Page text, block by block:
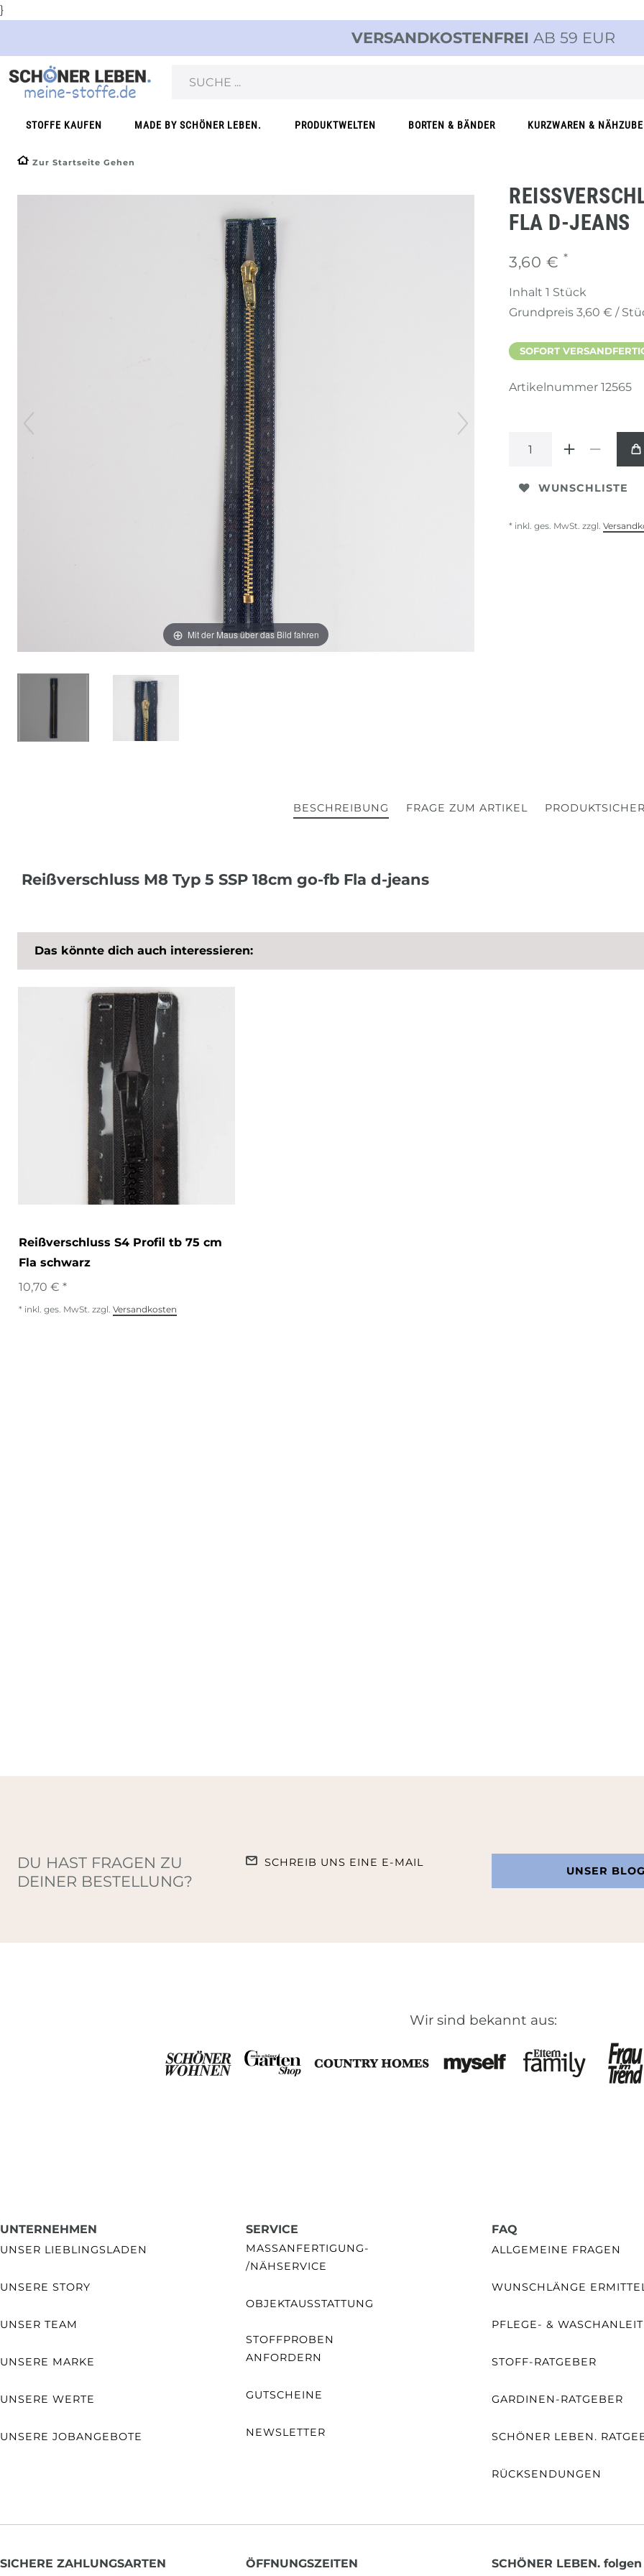
}
VERSANDKOSTENFREI AB 59 EUR
STOFFE KAUFEN MADE BY SCHÖNER LEBEN. PRODUKTWELTEN BORTEN & BÄNDER KURZWAREN &
Zur Startseite Gehen
Mit der Maus über das Bild fahren
LA D-JEANS
3,60 € *
Inhalt 1 Stück
Grundpreis 3,60 € /
SOFORT
Artikelnummer 12565
WUNSCHLISTE
* inkl. ges. MwSt. zzgl.
BESCHREIBUNG FRAGE ZUM ARTIKEL
Reißverschluss M8 Typ 5 SSP 18cm go-fb Fla d-jeans
Das könnte dich auch interessieren:
Reißverschluss S4 Profil tb 75 cm
Fla schwarz
10,70 € *
* inkl. ges. MwSt. zzgl. Versandkosten
DU HAST FRAGEN ZU
DEINER BESTELLUNG?
SCHREIB UNS EINE E-MAIL
UNSER
Wir sind bekannt aus:
UNTERNEHMEN
UNSER LIEBLINGSLADEN
UNSERE STORY
UNSER TEAM
UNSERE MARKE
UNSERE WERTE
UNSERE JOBANGEBOTE
SERVICE
MASSANFERTIGUNG- /
NÄHSERVICE
OBJEKTAUSSTATTUNG
STOFFPROBEN
ANFORDERN
GUTSCHEINE
NEWSLETTER
FAQ
ALLGEMEINE FRAGEN
WUNSCHLÄNGE
PFLEGE- &
STOFF-RATGEBER
GARDINEN-RATGEBER
SCHÖNER LEBEN.
RÜCKSENDUNGEN
SICHERE ZAHLUNGSARTEN ÖFFNUNGSZEITEN SCHÖNER LEBEN. folgen